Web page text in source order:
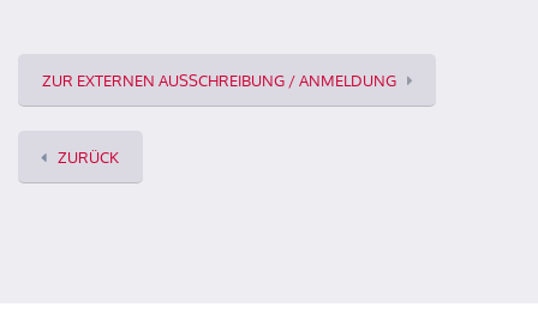
ZUR EXTERNEN AUSSCHREIBUNG / ANMELDUNG
ZURÜCK